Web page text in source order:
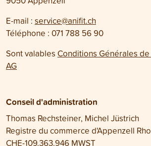
E-mail : service@anifit.ch
Téléphone : 071 788 56 90
Sont valables Conditions Générales
AG
Conseil d'administration
Thomas Rechsteiner, Michel Jüstrich
Registre du commerce d'Appenzell
CHE-109.363.946 MWST